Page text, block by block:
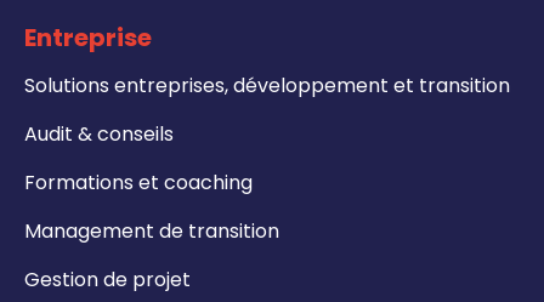
Entreprise
Solutions entreprises, développement et transition
Audit & conseils
Formations et coaching
Management de transition
Gestion de projet